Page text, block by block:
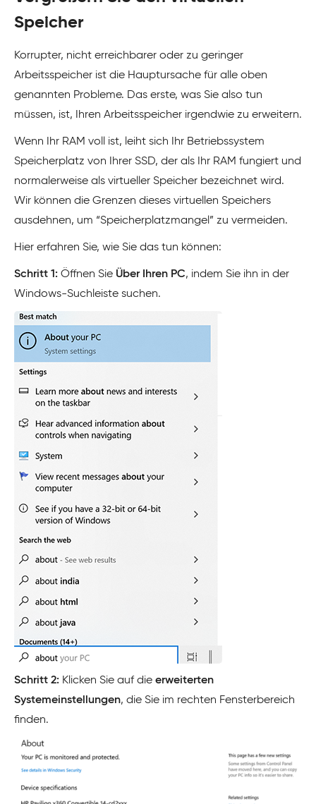
Speicher
Korrupter, nicht erreichbarer oder zu geringer
Arbeitsspeicher ist die Hauptursache für alle oben
genannten Probleme. Das erste, was Sie also tun
müssen, ist, Ihren Arbeitsspeicher irgendwie zu erweitern.
Wenn Ihr RAM voll ist, leiht sich Ihr Betriebssystem
Speicherplatz von Ihrer SSD, der als Ihr RAM fungiert und
normalerweise als virtueller Speicher bezeichnet wird.
Wir können die Grenzen dieses virtuellen Speichers
ausdehnen, um “Speicherplatzmangel” zu vermeiden.
Hier erfahren Sie, wie Sie das tun können:
Schritt 1: Öffnen Sie Über Ihren PC, indem Sie ihn in der
Windows-Suchleiste suchen.
Schritt 2: Klicken Sie auf die erweiterten
Systemeinstellungen, die Sie im rechten Fensterbereich
finden.